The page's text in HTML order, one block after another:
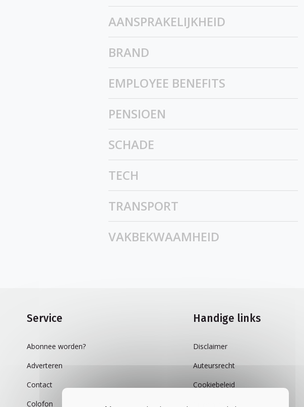
AANSPRAKELIJKHEID
BRAND
EMPLOYEE BENEFITS
PENSIOEN
SCHADE
TECH
TRANSPORT
VAKBEKWAAMHEID
Service
Abonnee worden?
Adverteren
Contact
Colofon
Handige links
Disclaimer
Auteursrecht
Cookiebeleid